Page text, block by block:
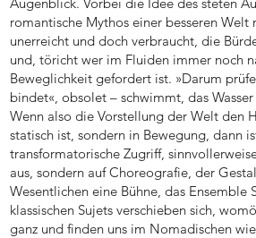
romantische Mythos einer besseren Welt
unerreicht und doch verbraucht, die
und, töricht wer im Fluiden immer noch
Beweglichkeit gefordert ist. »Darum
bindet«, obsolet – schwimmt, das
Wenn also die Vorstellung der Welt den
statisch ist, sondern in Bewegung, dann
transformatorische Zugriff,
aus, sondern auf Choreografie, der
Wesentlichen eine Bühne, das Ensemble
klassischen Sujets verschieben sich,
ganz und finden uns im Nomadischen